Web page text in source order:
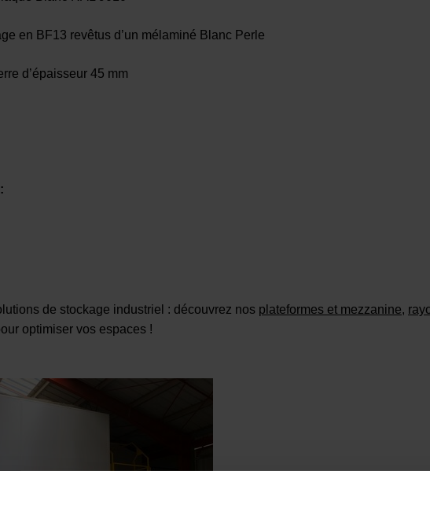
en BF13 revêtus d’un mélaminé Blanc Perle
d’épaisseur 45 mm
de stockage industriel : découvrez nos plateformes et mezzanine,
optimiser vos espaces !